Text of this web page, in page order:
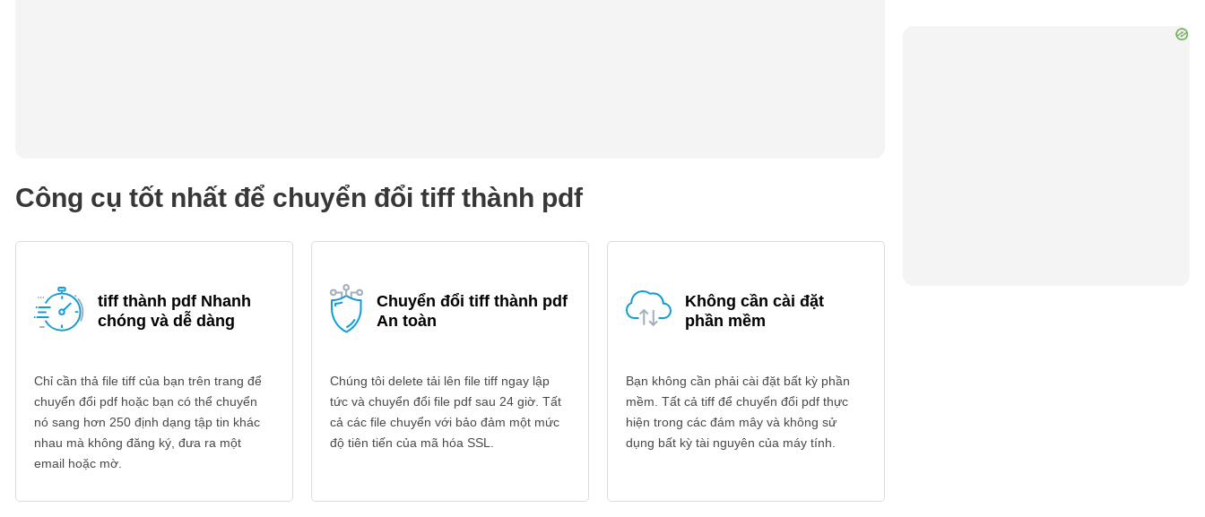
Công cụ tốt nhất để chuyển đổi tiff thành pdf
tiff thành pdf Nhanh
chóng và dễ dàng
Chỉ cần thả file tiff của bạn trên trang để
chuyển đổi pdf hoặc bạn có thể chuyển
nó sang hơn 250 định dạng tập tin khác
nhau mà không đăng ký, đưa ra một
email hoặc mờ.
Chuyển đổi tiff thành pdf
An toàn
Chúng tôi delete tải lên file tiff ngay lập
tức và chuyển đổi file pdf sau 24 giờ. Tất
cả các file chuyển với bảo đảm một mức
độ tiên tiến của mã hóa SSL.
Không cần cài đặt
phần mềm
Bạn không cần phải cài đặt bất kỳ phần
mềm. Tất cả tiff để chuyển đổi pdf thực
hiện trong các đám mây và không sử
dụng bất kỳ tài nguyên của máy tính.